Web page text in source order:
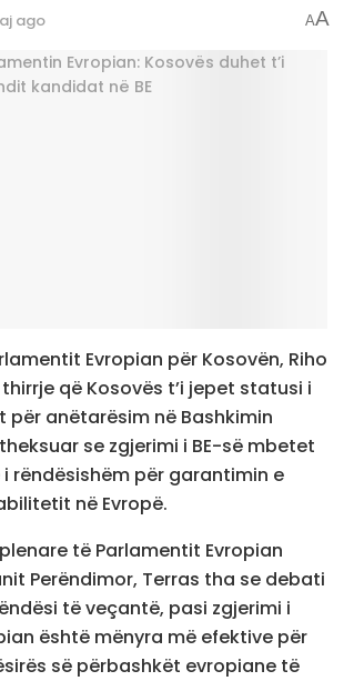
ago AA
Evropian për Kosovën, Riho
që Kosovës t’i jepet statusi i
anëtarësim në Bashkimin
se zgjerimi i BE-së mbetet
rëndësishëm për garantimin e
në Evropë.
të Parlamentit Evropian
Perëndimor, Terras tha se debati
të veçantë, pasi zgjerimi i
është mënyra më efektive për
së përbashkët evropiane të